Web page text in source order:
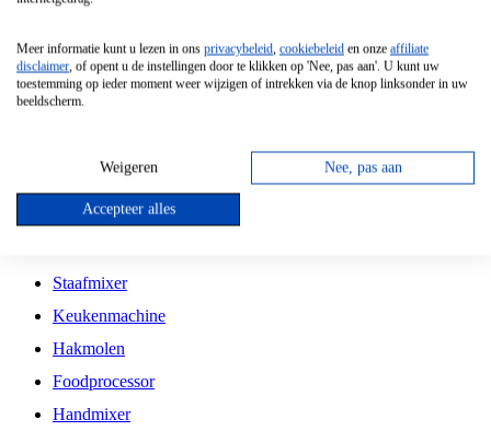
Vrijstaande Magnetron
Vrijstaande Kookplaat
Inbouw Gaskookplaat
Inbouw Keramische Kookplaat
Kookplaat Accessoires
Staafmixer
Keukenmachine
Hakmolen
Foodprocessor
Handmixer
Meer informatie kunt u lezen in ons privacybeleid, cookiebeleid en onze affiliate
disclaimer, of opent u de instellingen door te klikken op 'Nee, pas aan'. U kunt uw
toestemming op ieder moment weer wijzigen of intrekken via de knop linksonder in uw
beeldscherm.
Weigeren Nee, pas aan
Accepteer alles